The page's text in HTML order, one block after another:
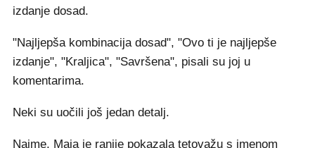
izdanje dosad.
"Najljepša kombinacija dosad", "Ovo ti je najljepše
izdanje", "Kraljica", "Savršena", pisali su joj u
komentarima.
Neki su uočili još jedan detalj.
Naime, Maja je ranije pokazala tetovažu s imenom